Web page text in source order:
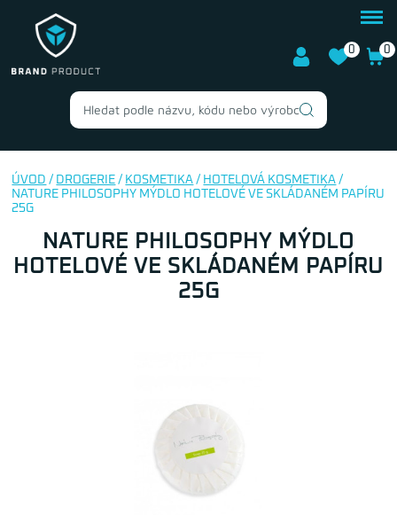
0 0
ÚVOD / DROGERIE / KOSMETIKA / HOTELOVÁ KOSMETIKA /
NATURE PHILOSOPHY MÝDLO HOTELOVÉ VE SKLÁDANÉM PAPÍRU
25G
NATURE PHILOSOPHY MÝDLO
HOTELOVÉ VE SKLÁDANÉM PAPÍRU
25G